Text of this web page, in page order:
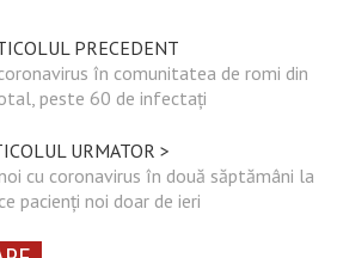
PRECEDENT
în comunitatea de romi din
peste 60 de infectați
URMATOR >
cu coronavirus în două săptămâni la
pacienți noi doar de ieri